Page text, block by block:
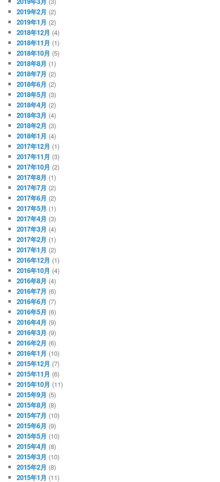
2019年2月 (2)
2019年1月 (2)
2018年12月 (4)
2018年11月 (1)
2018年10月 (5)
2018年8月 (1)
2018年7月 (2)
2018年6月 (2)
2018年5月 (3)
2018年4月 (2)
2018年3月 (4)
2018年2月 (3)
2018年1月 (4)
2017年12月 (1)
2017年11月 (3)
2017年10月 (2)
2017年8月 (1)
2017年7月 (2)
2017年6月 (2)
2017年5月 (1)
2017年4月 (3)
2017年3月 (4)
2017年2月 (1)
2017年1月 (2)
2016年12月 (1)
2016年10月 (4)
2016年8月 (4)
2016年7月 (6)
2016年6月 (7)
2016年5月 (6)
2016年4月 (9)
2016年3月 (9)
2016年2月 (6)
2016年1月 (10)
2015年12月 (7)
2015年11月 (6)
2015年10月 (11)
2015年9月 (5)
2015年8月 (8)
2015年7月 (10)
2015年6月 (9)
2015年5月 (10)
2015年4月 (8)
2015年3月 (10)
2015年2月 (8)
2015年1月 (11)